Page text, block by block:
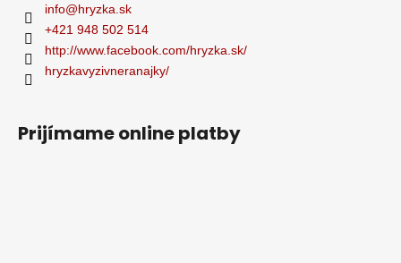
info@hryzka.sk
+421 948 502 514
http://www.facebook.com/hryzka.sk/
hryzkavyzivneranajky/
Prijímame online platby